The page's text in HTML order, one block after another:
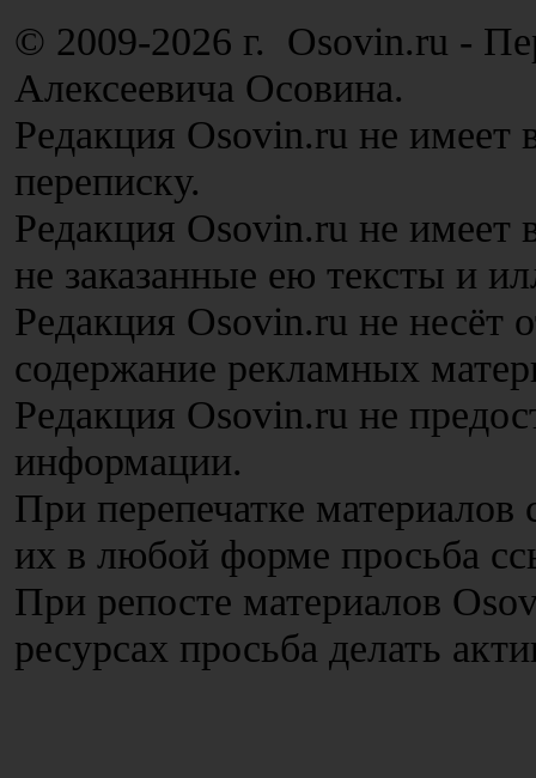
© 2009-2026 г. Osovin.ru -
Алексеевича Осовина.
Редакция Osovin.ru не имеет
переписку.
Редакция Osovin.ru не имеет
не заказанные ею тексты и
Редакция Osovin.ru не несёт
содержание рекламных
Редакция Osovin.ru не
информации.
При перепечатке
их в любой форме просьба
При репосте материалов
ресурсах просьба делать